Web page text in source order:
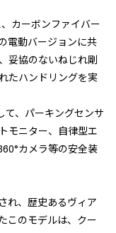
カーボンファイバー
電動バージョンに共
妥協のないねじれ剛
たハンドリングを実
て、パーキングセンサ
モニター、自律型エ
カメラ等の安全装
れ、歴史あるヴィア
このモデルは、クー